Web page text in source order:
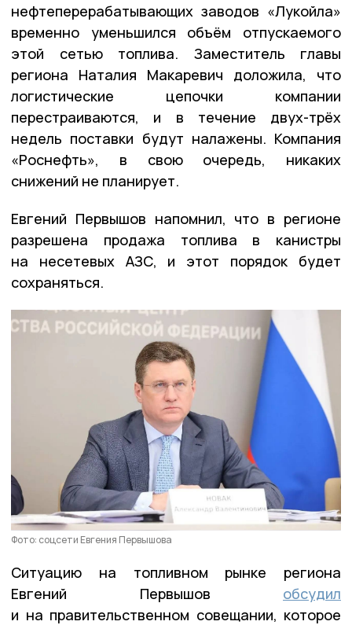
нефтеперерабатывающих заводов «Лукойла»
временно уменьшился объём отпускаемого
этой сетью топлива. Заместитель главы
региона Наталия Макаревич доложила, что
логистические цепочки компании
перестраиваются, и в течение двух-трёх
недель поставки будут налажены. Компания
«Роснефть», в свою очередь, никаких
снижений не планирует.
Евгений Первышов напомнил, что в регионе
разрешена продажа топлива в канистры
на несетевых АЗС, и этот порядок будет
сохраняться.
Фото: соцсети Евгения Первышова
Ситуацию на топливном рынке региона
Евгений Первышов обсудил
и на правительственном совещании, которое